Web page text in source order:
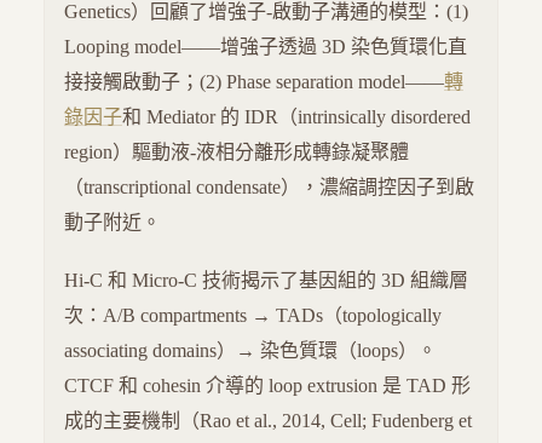
Genetics）回顧了增強子-啟動子溝通的模型：(1)
Looping model——增強子透過 3D 染色質環化直
接接觸啟動子；(2) Phase separation model——轉
錄因子和 Mediator 的 IDR（intrinsically disordered
region）驅動液-液相分離形成轉錄凝聚體
（transcriptional condensate），濃縮調控因子到啟
動子附近。
Hi-C 和 Micro-C 技術揭示了基因組的 3D 組織層
次：A/B compartments → TADs（topologically
associating domains）→ 染色質環（loops）。
CTCF 和 cohesin 介導的 loop extrusion 是 TAD 形
成的主要機制（Rao et al., 2014, Cell; Fudenberg et